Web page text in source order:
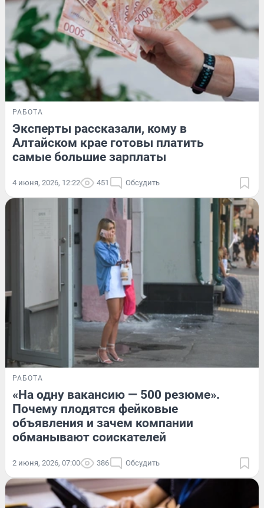
РАБОТА
Эксперты рассказали, кому в
Алтайском крае готовы платить
самые большие зарплаты
4 июня, 2026, 12:22 451 Обсудить
РАБОТА
«На одну вакансию — 500 резюме».
Почему плодятся фейковые
объявления и зачем компании
обманывают соискателей
2 июня, 2026, 07:00 386 Обсудить